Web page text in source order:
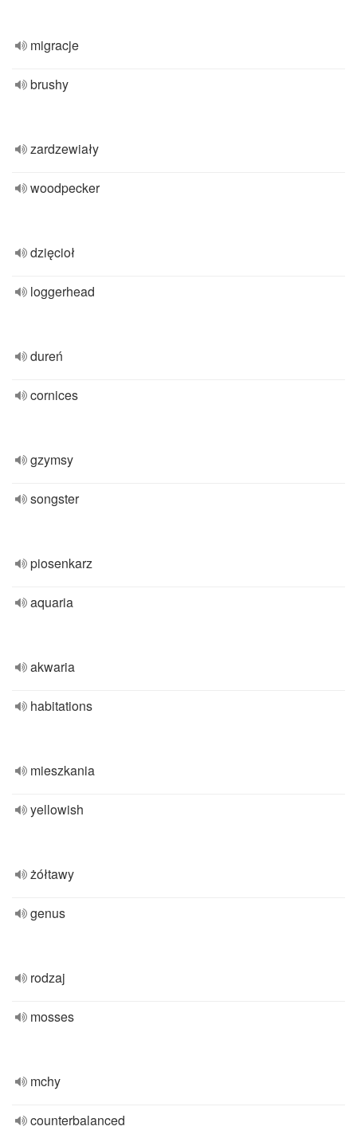
migracje
brushy
zardzewiały
woodpecker
dzięcioł
loggerhead
dureń
cornices
gzymsy
songster
piosenkarz
aquaria
akwaria
habitations
mieszkania
yellowish
żółtawy
genus
rodzaj
mosses
mchy
counterbalanced